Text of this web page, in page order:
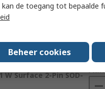
voorraad
W Surface 2-Pin SOD-
€
de toegang tot bepaalde
Beheer cookies